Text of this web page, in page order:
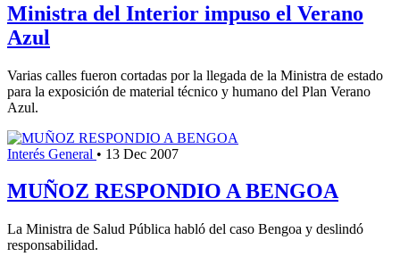
Ministra del Interior impuso el Verano
Azul
Varias calles fueron cortadas por la llegada de la Ministra de estado
para la exposición de material técnico y humano del Plan Verano
Azul.
Interés General • 13 Dec 2007
MUÑOZ RESPONDIO A BENGOA
La Ministra de Salud Pública habló del caso Bengoa y deslindó
responsabilidad.